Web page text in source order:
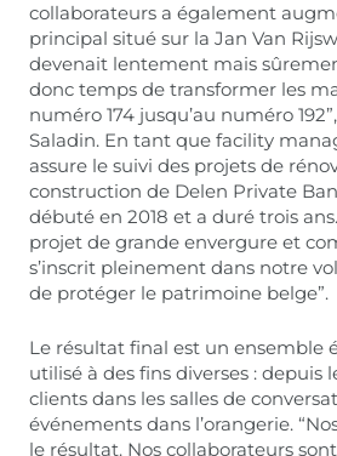
collaborateurs a également
principal situé sur la Jan Van
devenait lentement mais
donc temps de transformer les
numéro 174 jusqu’au numéro
Saladin. En tant que facility
assure le suivi des projets de
construction de Delen Private
débuté en 2018 et a duré trois
projet de grande envergure et
s’inscrit pleinement dans notre
de protéger le patrimoine belge”.
Le résultat final est un ensemble
utilisé à des fins diverses : depuis
clients dans les salles de
événements dans l’orangerie.
le résultat. Nos collaborateurs